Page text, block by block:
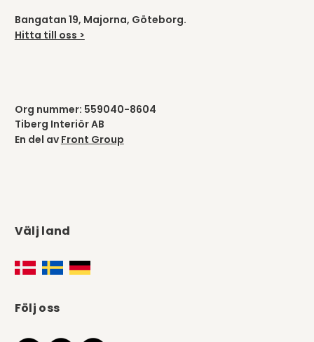
Bangatan 19, Majorna, Göteborg.
Hitta till oss >
Org nummer: 559040-8604
Tiberg Interiör AB
En del av Front Group
Välj land
Följ oss